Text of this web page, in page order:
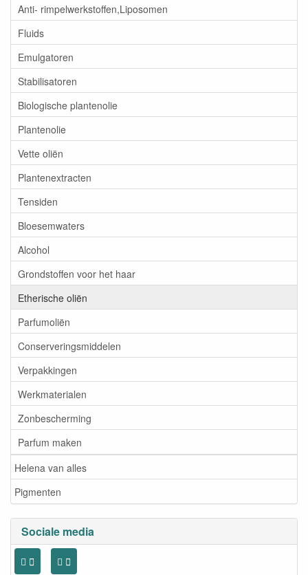
Anti- rimpelwerkstoffen,Liposomen
Fluids
Emulgatoren
Stabilisatoren
Biologische plantenolie
Plantenolie
Vette oliën
Plantenextracten
Tensiden
Bloesemwaters
Alcohol
Grondstoffen voor het haar
Etherische oliën
Parfumoliën
Conserveringsmiddelen
Verpakkingen
Werkmaterialen
Zonbescherming
Parfum maken
Helena van alles
Pigmenten
Sociale media